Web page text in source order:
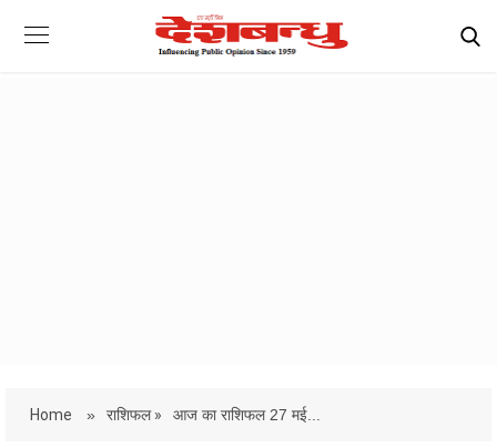
Home » राशिफल » आज का राशिफल 27 मई...